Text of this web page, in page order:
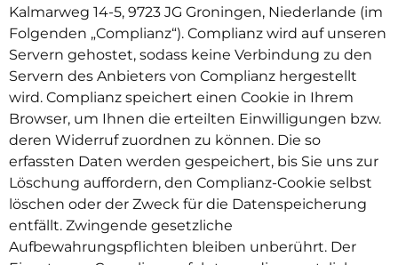
Kalmarweg 14-5, 9723 JG Groningen, Niederlande (im
Folgenden „Complianz“). Complianz wird auf unseren
Servern gehostet, sodass keine Verbindung zu den
Servern des Anbieters von Complianz hergestellt
wird. Complianz speichert einen Cookie in Ihrem
Browser, um Ihnen die erteilten Einwilligungen bzw.
deren Widerruf zuordnen zu können. Die so
erfassten Daten werden gespeichert, bis Sie uns zur
Löschung auffordern, den Complianz-Cookie selbst
löschen oder der Zweck für die Datenspeicherung
entfällt. Zwingende gesetzliche
Aufbewahrungspflichten bleiben unberührt. Der